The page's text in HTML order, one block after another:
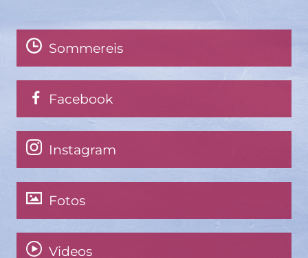
Sommereis
Facebook
Instagram
Fotos
Videos